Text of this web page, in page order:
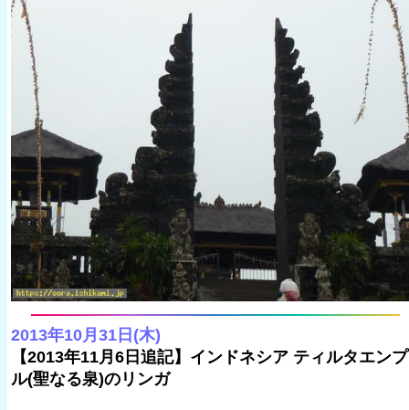
2013年10月31日(木)
【2013年11月6日追記】インドネシア ティルタエンプ
ル(聖なる泉)のリンガ